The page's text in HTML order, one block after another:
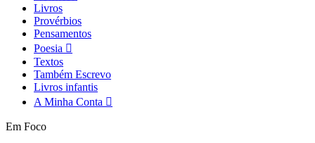
Livros
Provérbios
Pensamentos
Poesia
Textos
Também Escrevo
Livros infantis
A Minha Conta
Em Foco